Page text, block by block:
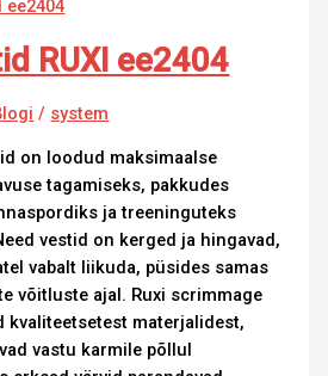
RUXI ee2404
/ system
on loodud maksimaalse
tagamiseks, pakkudes
ja treeninguteks
vestid on kerged ja hingavad,
vabalt liikuda, püsides samas
võitluste ajal. Ruxi scrimmage
kvaliteetsetest materjalidest,
vastu karmile põllul